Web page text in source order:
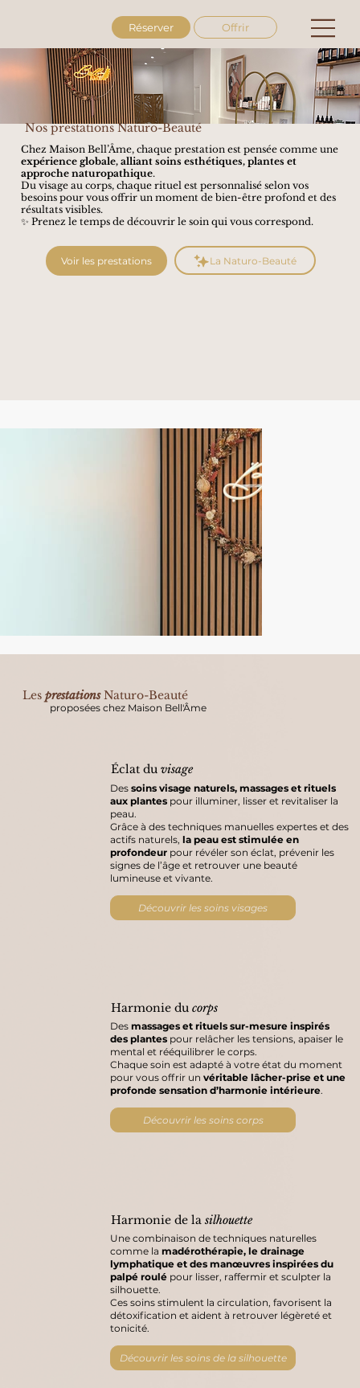
Réserver Offrir
Nos prestations Naturo-Beauté
Chez Maison Bell’Âme, chaque prestation est pensée comme une
expérience globale, alliant soins esthétiques, plantes et
approche naturopathique.
Du visage au corps, chaque rituel est personnalisé selon vos
besoins pour vous offrir un moment de bien-être profond et des
résultats visibles.
✨ Prenez le temps de découvrir le soin qui vous correspond.
Voir les prestations La Naturo-Beauté
LesprestationsNaturo-Beauté
proposées chez Maison Bell'Âme
Éclat du visage
Dessoins visage naturels, massages et rituels
aux plantes pour illuminer, lisser et revitaliser la
peau.
Grâce à des techniques manuelles expertes et des
actifs naturels,la peau est stimulée en
profondeur pour révéler son éclat, prévenir les
signes de l’âge et retrouver une beauté
lumineuse et vivante.
Découvrir les soins visages
Harmonie du corps
Desmassages et rituels sur-mesure inspirés
des plantes pour relâcher les tensions, apaiser le
mental et rééquilibrer le corps.
Chaque soin est adapté à votre état du moment
pour vous offrir unvéritable lâcher-prise et une
profonde sensation d’harmonie intérieure.
Découvrir les soins corps
Harmonie de la silhouette
Une combinaison de techniques naturelles
comme lamadérothérapie, le drainage
lymphatique et des manœuvres inspirées du
palpé roulé pour lisser, raffermir et sculpter la
silhouette.
Ces soins stimulent la circulation, favorisent la
détoxification et aident à retrouver légèreté et
tonicité.
Découvrir les soins de la silhouette